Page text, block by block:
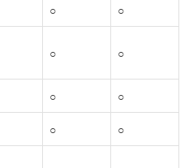
○ ○
○ ○
○ ○
○ ○